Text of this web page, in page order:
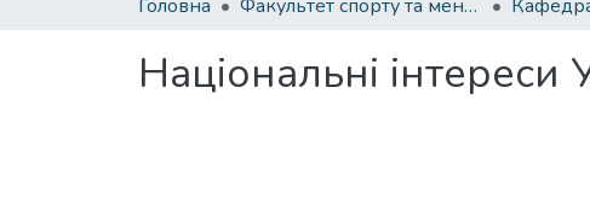
Головна Факультет спорту та менеджменту
Національні